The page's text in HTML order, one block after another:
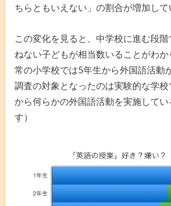
ちらともいえない」の割合が増加して
この変化を見ると、中学校に進む段
ねない子どもが相当数いることがわ
常の小学校では5年生から外国語活動
調査の対象となったのは実験的な学
から何らかの外国語活動を実施してい
す）